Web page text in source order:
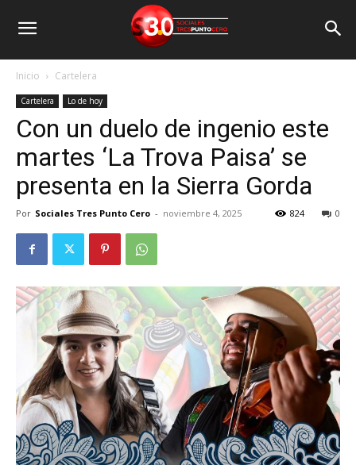
Inicio Cartelera
Cartelera Lo de hoy
Con un duelo de ingenio este
martes ‘La Trova Paisa’ se
presenta en la Sierra Gorda
Por Sociales Tres Punto Cero - noviembre 4, 2025 0
824